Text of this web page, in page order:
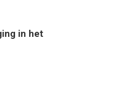
in het